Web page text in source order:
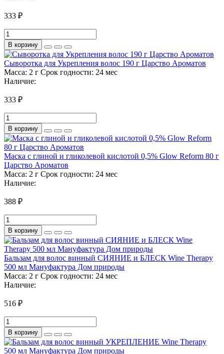
333 ₽
В корзину
Сыворотка для Укрепления волос 190 г Царство Ароматов
Масса: 2 г Срок годности: 24 мес
Наличие:
333 ₽
В корзину
Маска с глиной и гликолевой кислотой 0,5% Glow Reform 80 г
Царство Ароматов
Масса: 2 г Срок годности: 24 мес
Наличие:
388 ₽
В корзину
Бальзам для волос винный СИЯНИЕ и БЛЕСК Wine Therapy
500 мл Мануфактура Дом природы
Масса: 2 г Срок годности: 24 мес
Наличие:
516 ₽
В корзину